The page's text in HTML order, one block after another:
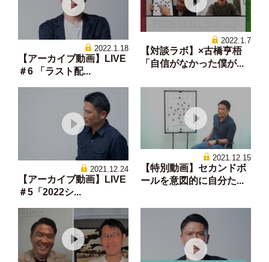
2022.1.18
【アーカイブ動画】LIVE
＃6 「ラスト配...
2022.1.7
【対談ラボ】×古橋亨梧
「自信がなかった僕が...
2021.12.24
【アーカイブ動画】LIVE
＃5「2022シ...
2021.12.15
【特別動画】セカンドボ
ールを意図的に自分た...